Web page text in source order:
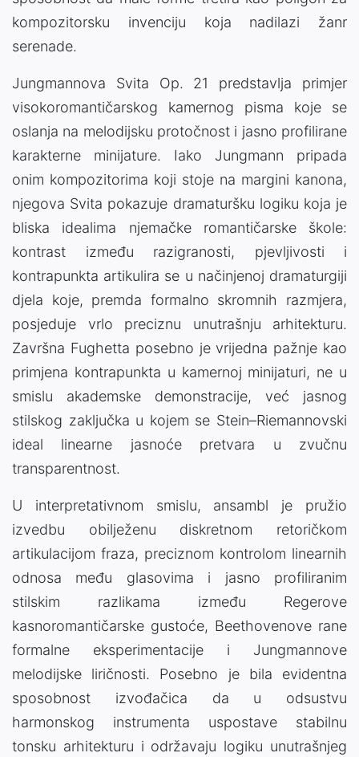
kompozitorsku invenciju koja nadilazi žanr
serenade.
Jungmannova Svita Op. 21 predstavlja primjer
visokoromantičarskog kamernog pisma koje se
oslanja na melodijsku protočnost i jasno profilirane
karakterne minijature. Iako Jungmann pripada
onim kompozitorima koji stoje na margini kanona,
njegova Svita pokazuje dramaturšku logiku koja je
bliska idealima njemačke romantičarske škole:
kontrast između razigranosti, pjevljivosti i
kontrapunkta artikulira se u načinjenoj dramaturgiji
djela koje, premda formalno skromnih razmjera,
posjeduje vrlo preciznu unutrašnju arhitekturu.
Završna Fughetta posebno je vrijedna pažnje kao
primjena kontrapunkta u kamernoj minijaturi, ne u
smislu akademske demonstracije, već jasnog
stilskog zaključka u kojem se Stein–Riemannovski
ideal linearne jasnoće pretvara u zvučnu
transparentnost.
U interpretativnom smislu, ansambl je pružio
izvedbu obilježenu diskretnom retoričkom
artikulacijom fraza, preciznom kontrolom linearnih
odnosa među glasovima i jasno profiliranim
stilskim razlikama između Regerove
kasnoromantičarske gustoće, Beethovenove rane
formalne eksperimentacije i Jungmannove
melodijske liričnosti. Posebno je bila evidentna
sposobnost izvođačica da u odsustvu
harmonskog instrumenta uspostave stabilnu
tonsku arhitekturu i održavaju logiku unutrašnjeg